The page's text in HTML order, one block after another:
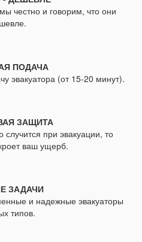
честно и говорим, что они
ПОДАЧА
эвакуатора (от 15-20 минут).
ЗАЩИТА
при эвакуации, то
ваш ущерб.
ЗАДАЧИ
и надежные эвакуаторы
типов.